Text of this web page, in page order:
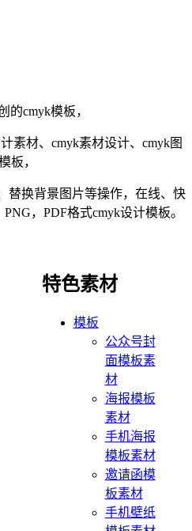
的cmyk模板，
素材、 cmyk素材设计、 cmyk图
板，
替换背景图片等操作，在线、快
，PDF格式cmyk设计模板。
特色素材
模板
公众号封
面模板素
材
海报模板
素材
手机海报
模板素材
邀请函模
板素材
手机壁纸